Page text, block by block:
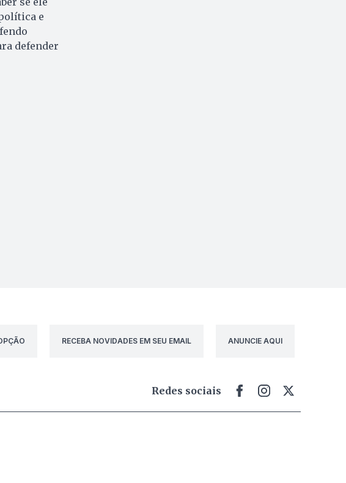
e
defender
RECEBA NOVIDADES EM SEU EMAIL ANUNCIE AQUI
Redes sociais